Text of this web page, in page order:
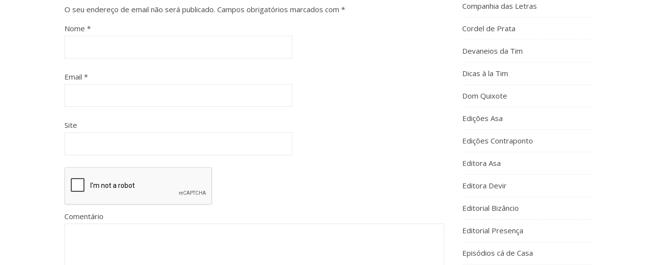
O seu endereço de email não será publicado. Campos obrigatórios marcados com *
Nome *
Email *
Site
Comentário
Companhia das Letras
Cordel de Prata
Devaneios da Tim
Dicas à la Tim
Dom Quixote
Edições Asa
Edições Contraponto
Editora Asa
Editora Devir
Editorial Bizâncio
Editorial Presença
Episódios cá de Casa